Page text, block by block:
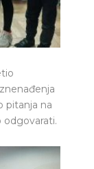
pitanja na
odgovarati.